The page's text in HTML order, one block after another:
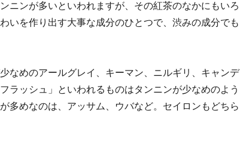
ニンが多いといわれますが、その紅茶のなかにもいろ
いを作り出す大事な成分のひとつで、渋みの成分でも
なめのアールグレイ、キーマン、ニルギリ、キャンデ
ラッシュ」といわれるものはタンニンが少なめのよう
多めなのは、アッサム、ウバなど。セイロンもどちら